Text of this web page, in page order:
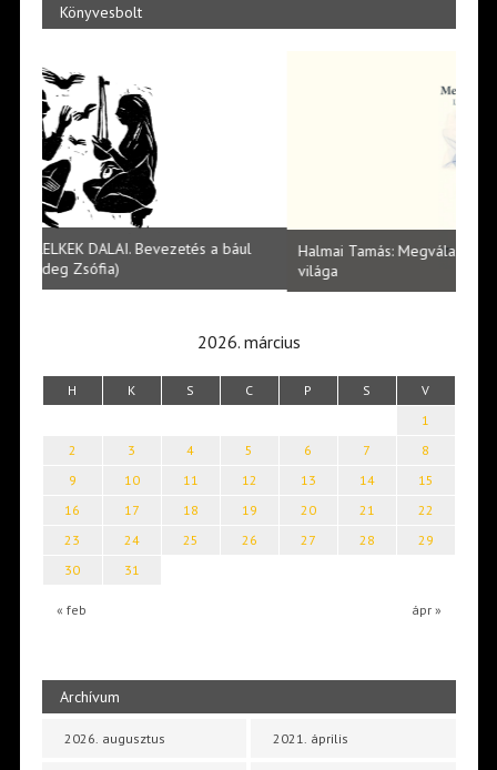
Könyvesbolt
Halmai Tamás: Megválaszolt érintés. Leveles Ibolya költői
világa
2026. március
H K S C P S V
« feb ápr »
1
2
3 4 5 6 7
8
9
10 11 12 13 14
15
16
17 18 19 20 21
22
23
24 25 26 27 28
29
30
31
Archívum
2026. augusztus 2021. április